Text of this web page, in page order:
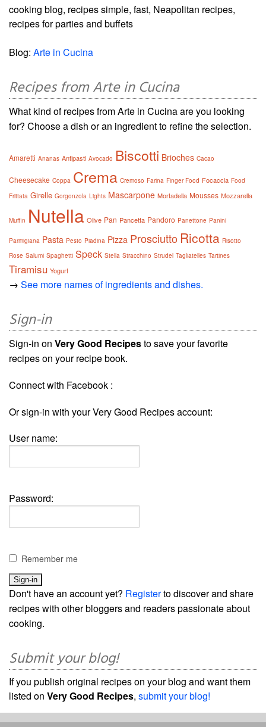
cooking blog, recipes simple, fast, Neapolitan recipes,
recipes for parties and buffets
Blog: Arte in Cucina
Recipes from Arte in Cucina
What kind of recipes from Arte in Cucina are you looking
for? Choose a dish or an ingredient to refine the selection.
Amaretti Ananas Antipasti Avocado Biscotti Brioches Cacao
Cheesecake Coppa Crema Cremoso Farina Finger Food Focaccia Food
Frittata Girelle Gorgonzola Lights Mascarpone Mortadella Mousses Mozzarella
Muffin Nutella Olive Pan Pancetta Pandoro Panettone Panini
Parmigiana Pasta Pesto Piadina Pizza Prosciutto Ricotta Risotto
Rose Salumi Spaghetti Speck Stella Stracchino Strudel Tagliatelles Tartines
Tiramisu Yogurt
→ See more names of ingredients and dishes.
Sign-in
Sign-in on Very Good Recipesto save your favorite
recipes on your recipe book.
Connect with Facebook :
Or sign-in with your Very Good Recipes account:
User name:
Password:
Remember me
Don't have an account yet? Registerto discover and share
recipes with other bloggers and readers passionate about
cooking.
Submit your blog!
If you publish original recipes on your blog and want them
listed on Very Good Recipes, submit your blog!